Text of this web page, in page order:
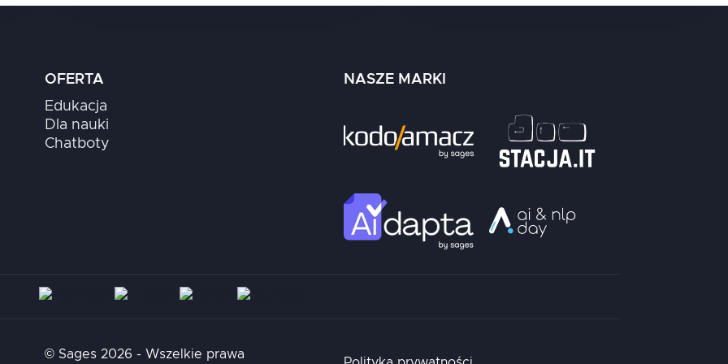
OFERTA
Edukacja
Dla nauki
Chatboty
NASZE MARKI
© Sages 2026 - Wszelkie prawa